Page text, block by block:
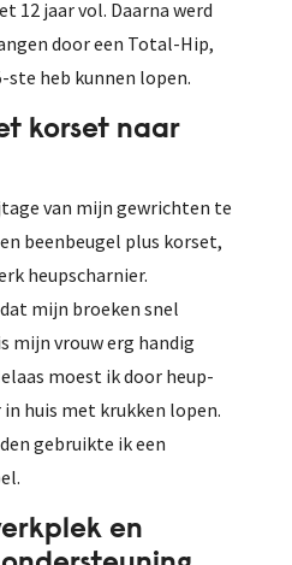
12 jaar vol. Daarna werd
door een Total-Hip,
heb kunnen lopen.
korset naar
van mijn gewrichten te
beenbeugel plus korset,
heupscharnier.
mijn broeken snel
mijn vrouw erg handig
moest ik door heup-
huis met krukken lopen.
gebruikte ik een
en